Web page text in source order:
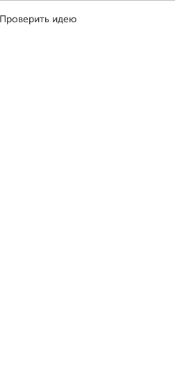
Проверить идею